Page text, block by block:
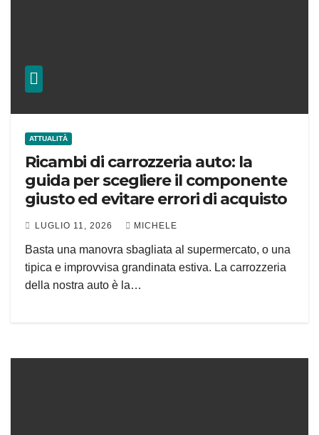
ATTUALITÀ
Ricambi di carrozzeria auto: la
guida per scegliere il componente
giusto ed evitare errori di acquisto
LUGLIO 11, 2026 MICHELE
Basta una manovra sbagliata al supermercato, o una
tipica e improvvisa grandinata estiva. La carrozzeria
della nostra auto è la…